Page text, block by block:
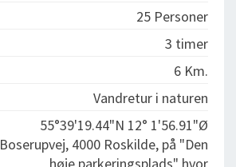
25 Personer
3 timer
6 Km.
Vandretur i naturen
55°39'19.44"N 12° 1'56.91"Ø
Boserupvej, 4000 Roskilde, på "Den